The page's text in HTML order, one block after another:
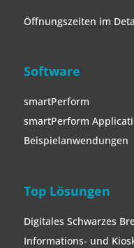
Öffnungszeiten im
Software
smartPerform
smartPerform
Beispielanwendungen
Top Lösungen
Digitales Schwarzes
Informations- und